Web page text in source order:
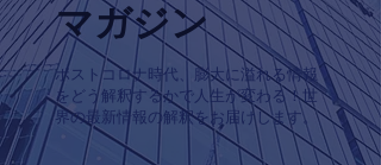
​マガジン
ポストコロナ時代、膨大に溢れる情報
をどう解釈するかで人生が変わる！世
界の最新情報の解釈をお届けします。